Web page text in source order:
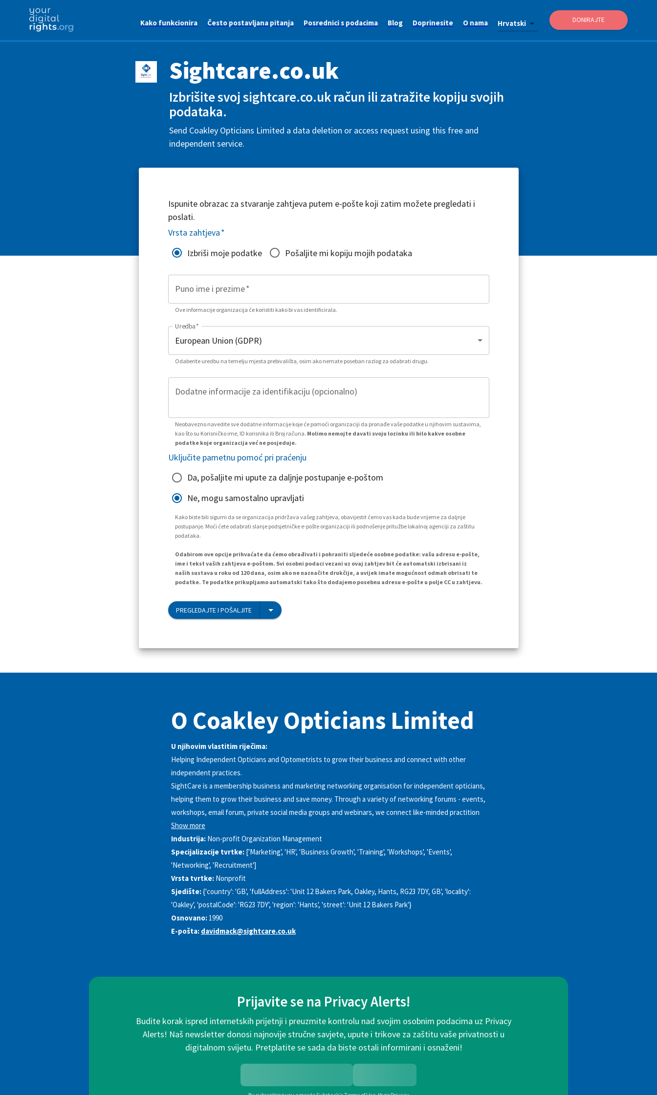
Kako funkcionira Često postavljana pitanja Posrednici s podacima Blog Doprinesite O nama Hrvatski DONIRAJTE
Sightcare.co.uk
Izbrišite svoj sightcare.co.uk račun ili zatražite kopiju svojih
podataka.
Send Coakley Opticians Limited a data deletion or access request using this free and
independent service.
Ispunite obrazac za stvaranje zahtjeva putem e-pošte koji zatim možete pregledati i
poslati.
Vrsta zahtjeva*
Izbriši moje podatke
Pošaljite mi kopiju mojih podataka
Puno ime i prezime*
Ove informacije organizacija će koristiti kako bi vas identificirala.
Uredba*
Odaberite uredbu na temelju mjesta prebivališta, osim ako nemate poseban razlog za odabrati drugu.
Dodatne informacije za identifikaciju (opcionalno)
Neobavezno navedite sve dodatne informacije koje će pomoći organizaciji da pronađe vaše podatke u njihovim sustavima,
kao što su Korisničko ime, ID korisnika ili Broj računa. Molimo nemojte davati svoju lozinku ili bilo kakve osobne
podatke koje organizacija već ne posjeduje.
Uključite pametnu pomoć pri praćenju
Da, pošaljite mi upute za daljnje postupanje e-poštom
Ne, mogu samostalno upravljati
Kako biste bili sigurni da se organizacija pridržava vašeg zahtjeva, obavijestit ćemo vas kada bude vrijeme za daljnje
postupanje. Moći ćete odabrati slanje podsjetničke e-pošte organizaciji ili podnošenje pritužbe lokalnoj agenciji za zaštitu
podataka.
Odabirom ove opcije prihvaćate da ćemo obrađivati i pohraniti sljedeće osobne podatke: vašu adresu e-pošte,
ime i tekst vaših zahtjeva e-poštom. Svi osobni podaci vezani uz ovaj zahtjev bit će automatski izbrisani iz
naših sustava u roku od 120 dana, osim ako ne naznačite drukčije, a uvijek imate mogućnost odmah obrisati te
podatke. Te podatke prikupljamo automatski tako što dodajemo posebnu adresu e-pošte u polje CC u zahtjevu.
PREGLEDAJTE I POŠALJITE
O Coakley Opticians Limited
U njihovim vlastitim riječima:
Helping Independent Opticians and Optometrists to grow their business and connect with other
independent practices.
SightCare is a membership business and marketing networking organisation for independent opticians,
helping them to grow their business and save money. Through a variety of networking forums - events,
workshops, email forum, private social media groups and webinars, we connect like-minded practition
Show more
Industrija: Non-profit Organization Management
Specijalizacije tvrtke: ['Marketing', 'HR', 'Business Growth', 'Training', 'Workshops', 'Events',
'Networking', 'Recruitment']
Vrsta tvrtke: Nonprofit
Sjedište:{'country': 'GB', 'fullAddress': 'Unit 12 Bakers Park, Oakley, Hants, RG23 7DY, GB', 'locality':
'Oakley', 'postalCode': 'RG23 7DY', 'region': 'Hants', 'street': 'Unit 12 Bakers Park'}
Osnovano: 1990
E-pošta: davidmack@sightcare.co.uk
Prijavite se na Privacy Alerts!
Budite korak ispred internetskih prijetnji i preuzmite kontrolu nad svojim osobnim podacima uz Privacy
Alerts! Naš newsletter donosi najnovije stručne savjete, upute i trikove za zaštitu vaše privatnosti u
digitalnom svijetu. Pretplatite se sada da biste ostali informirani i osnaženi!